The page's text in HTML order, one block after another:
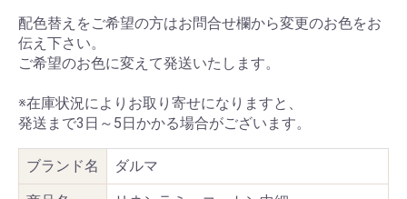
配色替えをご希望の方はお問合せ欄から変更のお色をお
伝え下さい。
ご希望のお色に変えて発送いたします。
※在庫状況によりお取り寄せになりますと、
発送まで3日～5日かかる場合がございます。
ブランド名 ダルマ